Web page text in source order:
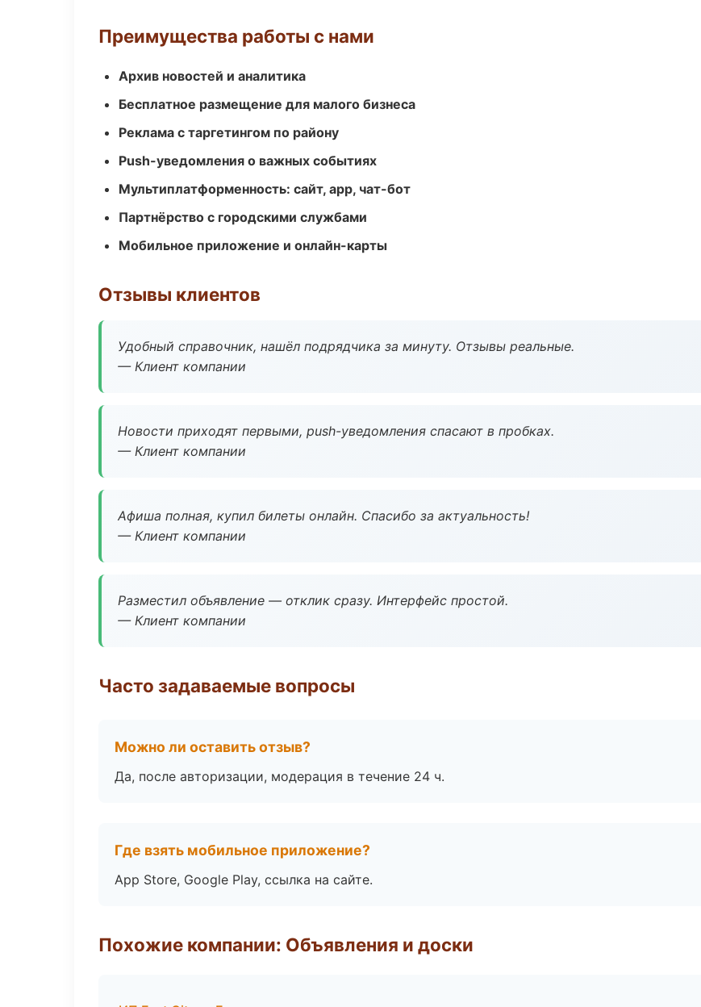
Преимущества работы с нами
Архив новостей и аналитика
Бесплатное размещение для малого бизнеса
Реклама с таргетингом по району
Push-уведомления о важных событиях
Мультиплатформенность: сайт, app, чат-бот
Партнёрство с городскими службами
Мобильное приложение и онлайн-карты
Отзывы клиентов
Удобный справочник, нашёл подрядчика за минуту. Отзывы реальные.
— Клиент компании
Новости приходят первыми, push-уведомления спасают в пробках.
— Клиент компании
Афиша полная, купил билеты онлайн. Спасибо за актуальность!
— Клиент компании
Разместил объявление — отклик сразу. Интерфейс простой.
— Клиент компании
Часто задаваемые вопросы
Можно ли оставить отзыв?
Да, после авторизации, модерация в течение 24 ч.
Где взять мобильное приложение?
App Store, Google Play, ссылка на сайте.
Похожие компании: Объявления и доски